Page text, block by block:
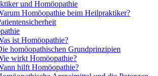
und Homöopathie
Homöopathie beim Heilpraktiker?
ist Homöopathie?
homöopathischen Grundprinzipien
wirkt Homöopathie?
hilft Homöopathie?